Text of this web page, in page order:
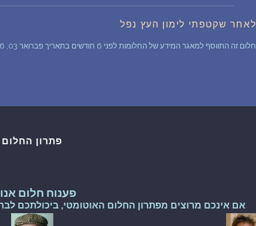
חלומות נפוצים
עלינו
מדיניות פרטיות
לאחר שקטפתי לימון העץ נפל
חלום זה התווסף למאגר המידע של החלומות לפני 6 חודשים בתאריך פברואר 03, 2026
פתרון החלום
פענוח חלום
אם אינכם מרוצים מפתרון החלום האוטומטי, ביכולתכם